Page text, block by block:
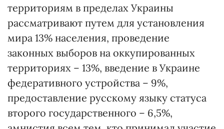
территориям в пределах Украины
рассматривают путем для установления
мира 13% населения, проведение
законных выборов на оккупированных
территориях – 13%, введение в Украине
федеративного устройства – 9%,
предоставление русскому языку статуса
второго государственного – 6,5%,